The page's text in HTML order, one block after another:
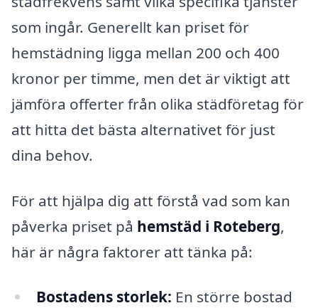
som ingår. Generellt kan priset för
hemstädning ligga mellan 200 och 400
kronor per timme, men det är viktigt att
jämföra offerter från olika städföretag för
att hitta det bästa alternativet för just
dina behov.
För att hjälpa dig att förstå vad som kan
påverka priset på hemstäd i Roteberg,
här är några faktorer att tänka på:
Bostadens storlek: En större bostad